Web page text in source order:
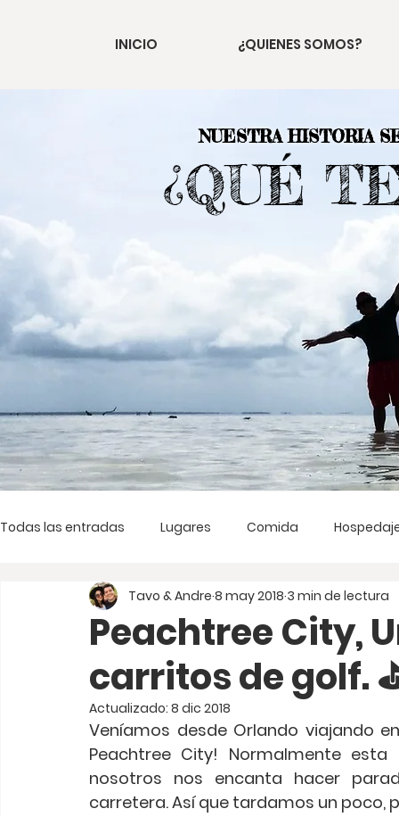
INICIO ¿QUIENES SOMOS?
NUESTRA HISTORIA
¿QUÉ
Todas las entradas Lugares Comida
Peachtree City,
carritos de golf.
Tavo & Andre 8 may 2018 3 min de lectura
Actualizado: 8 dic 2018
Veníamos desde Orlando viajando
Peachtree City! Normalmente
nosotros nos encanta hacer
carretera. Así que tardamos un poco,